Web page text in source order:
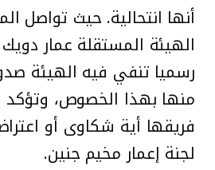
أنها انتحالية. حيث تواصل
الهيئة المستقلة عمار دويك
رسميا تنفي فيه الهيئة
منها بهذا الخصوص،
فريقها أية شكاوى أو
لجنة إعمار مخيم جنين.